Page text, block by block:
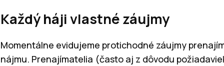
Každý háji vlastné záujmy
Momentálne evidujeme protichodné záujmy
nájmu. Prenajímatelia (často aj z dôvodu